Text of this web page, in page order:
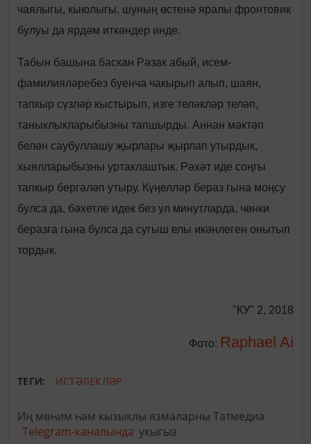
чаялыгы, кыюлыгы, шуның өстенә яралы фронтовик
булуы да ярдәм иткәндер инде.
Табын башына баскан Рәзак абый, исем-
фамилияләребез буенча чакырып алып, шаян,
тапкыр сүзләр кыстырып, изге теләкләр теләп,
таныклыкларыбызны тапшырды. Аннан мәктәп
белән саубуллашу җырлары җырлап утырдык,
хыялларыбызны уртаклаштык. Рәхәт иде соңгы
тапкыр бергәләп утыру. Күңелләр бераз гына моңсу
булса да, бәхетле идек без ул минутларда, чөнки
беразга гына булса да сугыш елы икәнлеген онытып
тордык.
"КУ" 2, 2018
Фото: Raphael Ai
ТЕГИ: ИСТӘЛЕКЛӘР
Иң мөһим һәм кызыклы язмаларны Татмедиа
Telegram-каналында укыгыз